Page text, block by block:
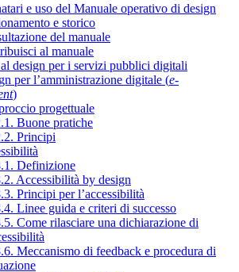
e uso del Manuale operativo di design
e storico
del manuale
al manuale
design per i servizi pubblici digitali
per l’amministrazione digitale (e-
)
progettuale
Buone pratiche
Principi
Definizione
Accessibilità by design
Principi per l’accessibilità
Linee guida e criteri di successo
Come rilasciare una dichiarazione di
Meccanismo di feedback e procedura di